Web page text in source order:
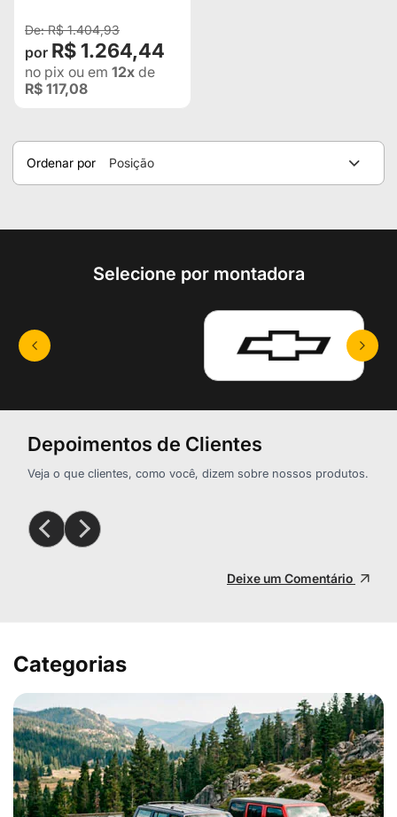
R$ 1.404,93
R$ 1.264,44
no pix ou em 12x de
R$ 117,08
Ordenar por Posição
Selecione por montadora
Depoimentos de Clientes
Veja o que clientes, como você, dizem sobre nossos produtos.
Deixe um Comentário
Categorias